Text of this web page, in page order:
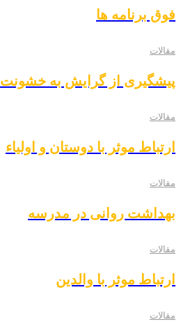
فوق برنامه ها
مقالات
پیشگیری از گرایش به خشونت
مقالات
ارتباط موثر با دوستان و اولیاء
مقالات
بهداشت روانی در مدرسه
مقالات
ارتباط موثر با والدین
مقالات